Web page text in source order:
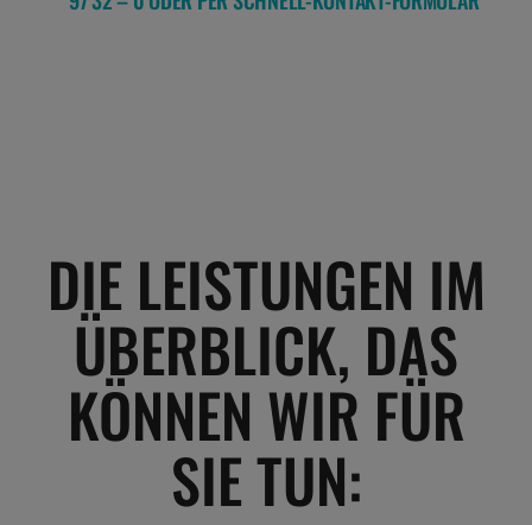
DIE LEISTUNGEN IM
ÜBERBLICK, DAS
KÖNNEN WIR FÜR
SIE TUN: